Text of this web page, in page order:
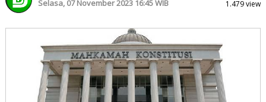
Selasa, 07 November 2023 16:45 WIB
1.479 view